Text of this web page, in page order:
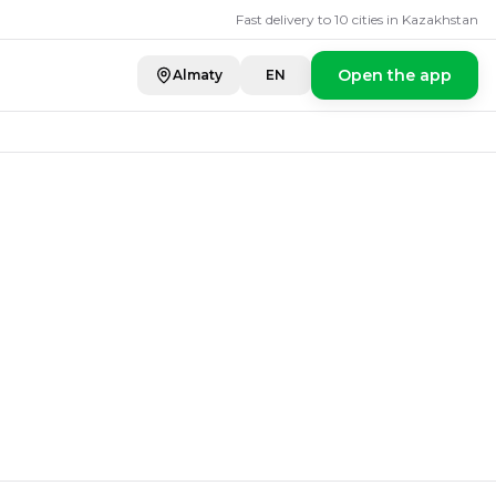
Fast delivery to 10 cities in Kazakhstan
Almaty EN Open the app